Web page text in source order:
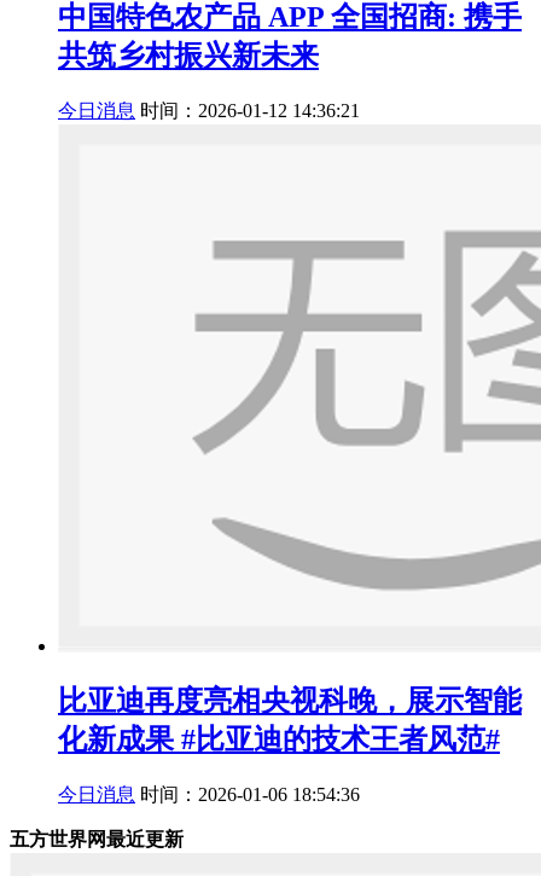
中国特色农产品 APP 全国招商: 携手
共筑乡村振兴新未来
今日消息 时间：2026-01-12 14:36:21
比亚迪再度亮相央视科晚，展示智能
化新成果 #比亚迪的技术王者风范#
今日消息 时间：2026-01-06 18:54:36
五方世界网最近更新